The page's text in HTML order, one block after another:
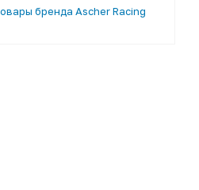
бренда Ascher Racing